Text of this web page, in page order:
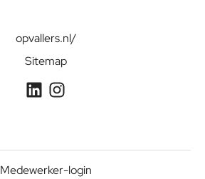
opvallers.nl/
Sitemap
Medewerker-login